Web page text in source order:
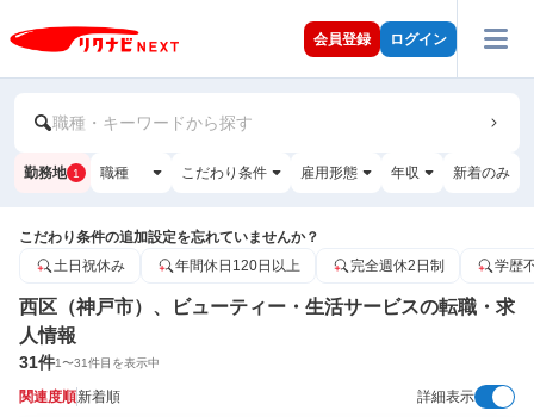
会員登録 ログイン
職種・キーワードから探す
勤務地 1 職種 こだわり条件 雇用形態 年収 新着のみ
こだわり条件の追加設定を忘れていませんか？
土日祝休み
年間休日120日以上 完全週休2日制 学歴
西区（神戸市）、ビューティー・生活サービスの転職・求
人情報
31件1〜31件目を表示中
関連度順新着順 詳細表示